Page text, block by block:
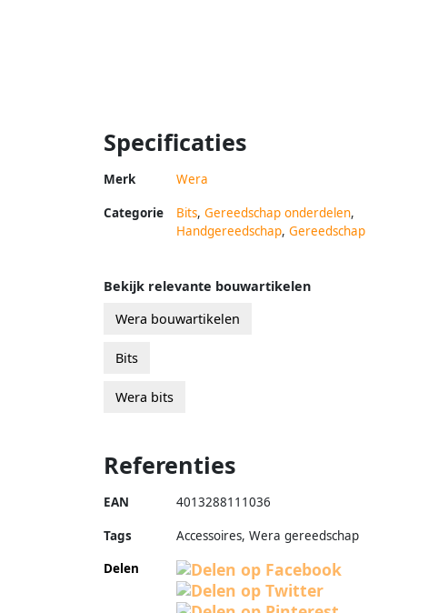
Specificaties
Merk Wera
Categorie Bits, Gereedschap onderdelen,
Handgereedschap, Gereedschap
Bekijk relevante bouwartikelen
Wera bouwartikelen
Bits
Wera bits
Referenties
EAN 4013288111036
Tags
Accessoires, Wera gereedschap
Delen